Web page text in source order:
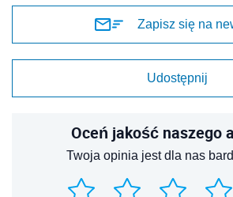
Zapisz się na
Udostępnij
Oceń jakość naszego
Twoja opinia jest dla nas